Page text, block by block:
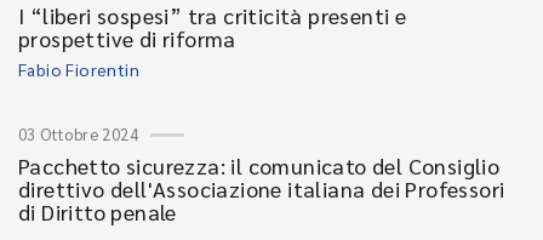
I “liberi sospesi” tra criticità presenti e
prospettive di riforma
Fabio Fiorentin
03 Ottobre 2024
Pacchetto sicurezza: il comunicato del Consiglio
direttivo dell'Associazione italiana dei Professori
di Diritto penale